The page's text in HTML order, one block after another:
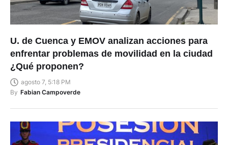
U. de Cuenca y EMOV analizan acciones para
enfrentar problemas de movilidad en la ciudad
¿Qué proponen?
agosto 7, 5:18 PM
By Fabian Campoverde